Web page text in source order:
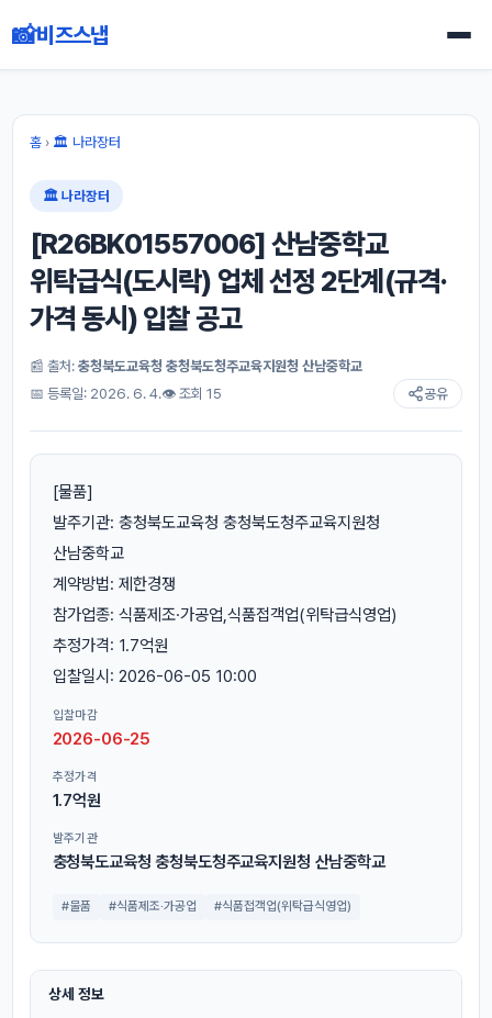
📸비즈스냅
홈› 🏛 나라장터
🏛 나라장터
[R26BK01557006] 산남중학교
위탁급식(도시락) 업체 선정 2단계(규격·
가격 동시) 입찰 공고
📰 출처: 충청북도교육청 충청북도청주교육지원청 산남중학교
📅 등록일: 2026. 6. 4.👁 조회 15 공유
[물품]
발주기관: 충청북도교육청 충청북도청주교육지원청
산남중학교
계약방법: 제한경쟁
참가업종: 식품제조·가공업,식품접객업(위탁급식영업)
추정가격: 1.7억원
입찰일시: 2026-06-05 10:00
입찰마감
2026-06-25
추정가격
1.7억원
발주기관
충청북도교육청 충청북도청주교육지원청 산남중학교
#물품 #식품제조·가공업 #식품접객업(위탁급식영업)
상세 정보